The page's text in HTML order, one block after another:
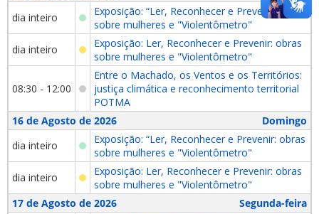
dia inteiro
Exposição: “Ler, Reconhecer e Prevenir: obras
sobre mulheres e "Violentômetro"
dia inteiro
Exposição: Ler, Reconhecer e Prevenir: obras
sobre mulheres e "Violentômetro"
08:30 - 12:00
Entre o Machado, os Ventos e os Territórios:
justiça climática e reconhecimento territorial
POTMA
16 de Agosto de 2026
Domingo
dia inteiro
Exposição: “Ler, Reconhecer e Prevenir: obras
sobre mulheres e "Violentômetro"
dia inteiro
Exposição: Ler, Reconhecer e Prevenir: obras
sobre mulheres e "Violentômetro"
17 de Agosto de 2026
Segunda-feira